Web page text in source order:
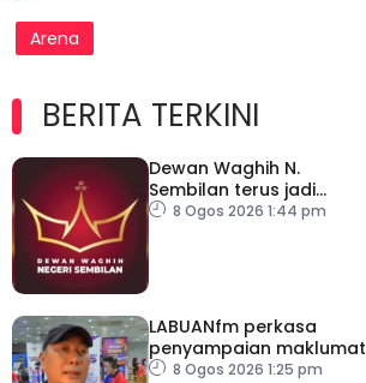
Arena
BERITA TERKINI
Dewan Waghih N.
Sembilan terus jadi
platform gilap
8 Ogos 2026 1:44 pm
LABUANfm perkasa
penyampaian maklumat
menerusi siaran luar RDL
8 Ogos 2026 1:25 pm